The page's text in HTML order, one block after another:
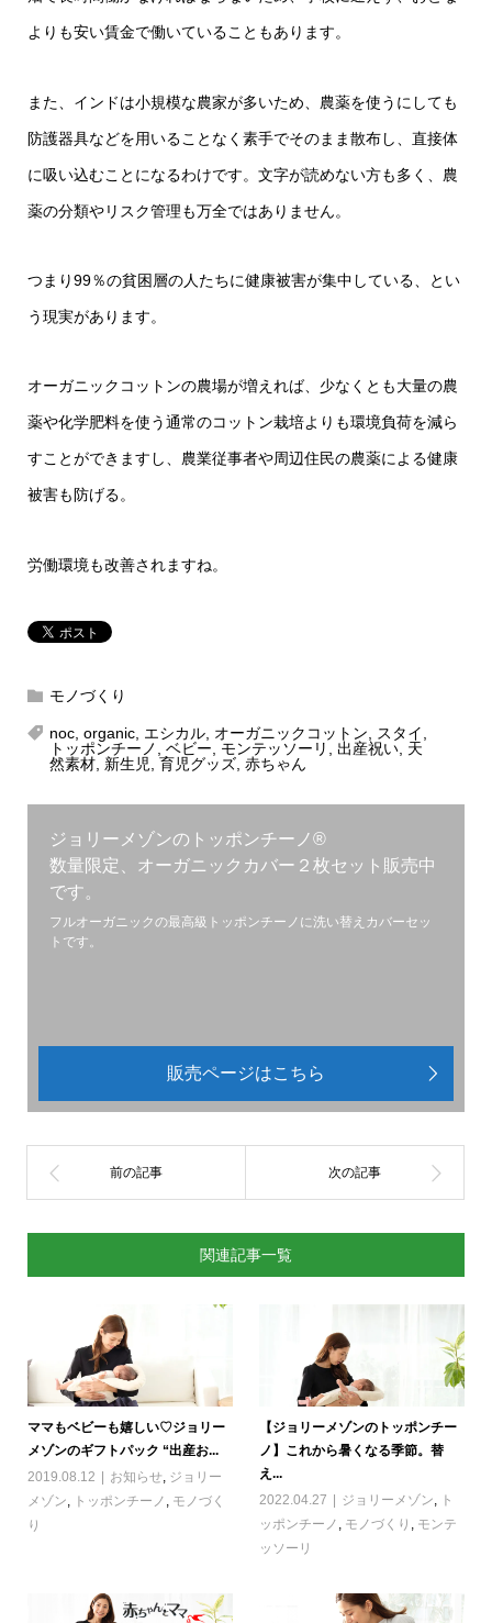
よりも安い賃金で働いていることもあります。
また、インドは小規模な農家が多いため、農薬を使うにしても
防護器具などを用いることなく素手でそのまま散布し、直接体
に吸い込むことになるわけです。文字が読めない方も多く、農
薬の分類やリスク管理も万全ではありません。
つまり99％の貧困層の人たちに健康被害が集中している、とい
う現実があります。
オーガニックコットンの農場が増えれば、少なくとも大量の農
薬や化学肥料を使う通常のコットン栽培よりも環境負荷を減ら
すことができますし、農業従事者や周辺住民の農薬による健康
被害も防げる。
労働環境も改善されますね。
モノづくり
noc, organic, エシカル, オーガニックコットン スタイ
トッポンチーノ
ベビー モンテッソーリ 出産祝い, 天
然素材, 新生児 育児グッズ, 赤ちゃん
ジョリーメゾンのトッポンチーノ®︎
数量限定、オーガニックカバー２枚セット販売中
です。
フルオーガニックの最高級トッポンチーノに洗い替えカバーセッ
トです。
販売ページはこちら
関連記事一覧
ママもベビーも嬉しい♡ジョリー
メゾンのギフトパック “出産お...
2019.08.12
お知らせ, ジョリー
メゾン, トッポンチーノ , モノづく
り
【ジョリーメゾンのトッポンチー
ノ】これから暑くなる季節。替
え...
2022.04.27
ジョリーメゾン, ト
ッポンチーノ , モノづくり , モンテ
ッソーリ